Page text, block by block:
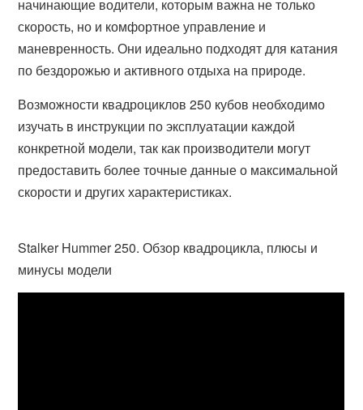
начинающие водители, которым важна не только
скорость, но и комфортное управление и
маневренность. Они идеально подходят для катания
по бездорожью и активного отдыха на природе.
Возможности квадроциклов 250 кубов необходимо
изучать в инструкции по эксплуатации каждой
конкретной модели, так как производители могут
предоставить более точные данные о максимальной
скорости и других характеристиках.
Stalker Hummer 250. Обзор квадроцикла, плюсы и
минусы модели